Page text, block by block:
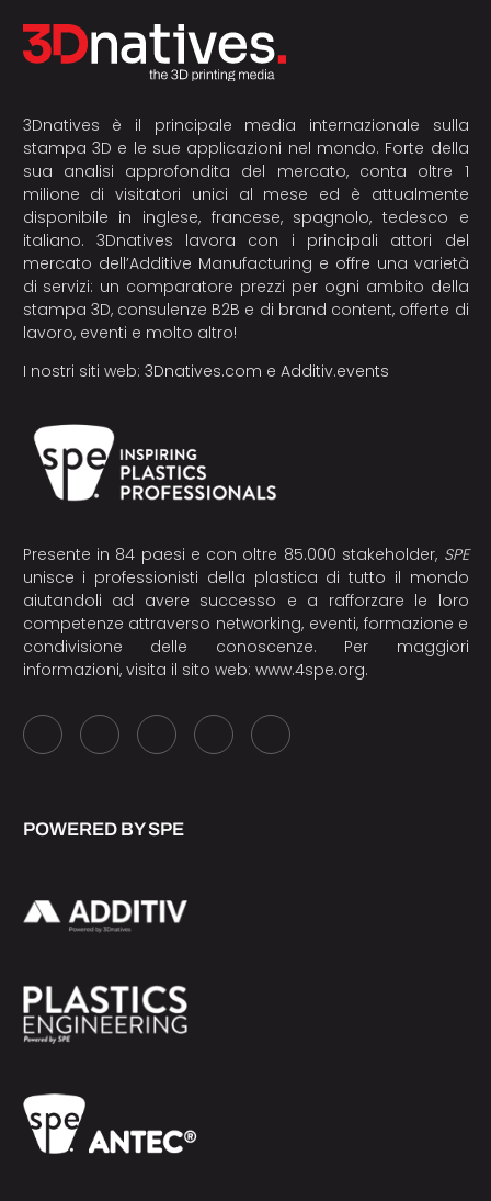
3Dnatives è il principale media internazionale sulla
stampa 3D e le sue applicazioni nel mondo. Forte della
sua analisi approfondita del mercato, conta oltre 1
milione di visitatori unici al mese ed è attualmente
disponibile in inglese, francese, spagnolo, tedesco e
italiano. 3Dnatives lavora con i principali attori del
mercato dell’Additive Manufacturing e offre una varietà
di servizi: un comparatore prezzi per ogni ambito della
stampa 3D, consulenze B2B e di brand content, offerte di
lavoro, eventi e molto altro!
I nostri siti web: 3Dnatives.com e Additiv.events
Presente in 84 paesi e con oltre 85.000 stakeholder, SPE
unisce i professionisti della plastica di tutto il mondo
aiutandoli ad avere successo e a rafforzare le loro
competenze attraverso networking, eventi, formazione e
condivisione delle conoscenze. Per maggiori
informazioni, visita il sito web: www.4spe.org.
POWERED BY SPE